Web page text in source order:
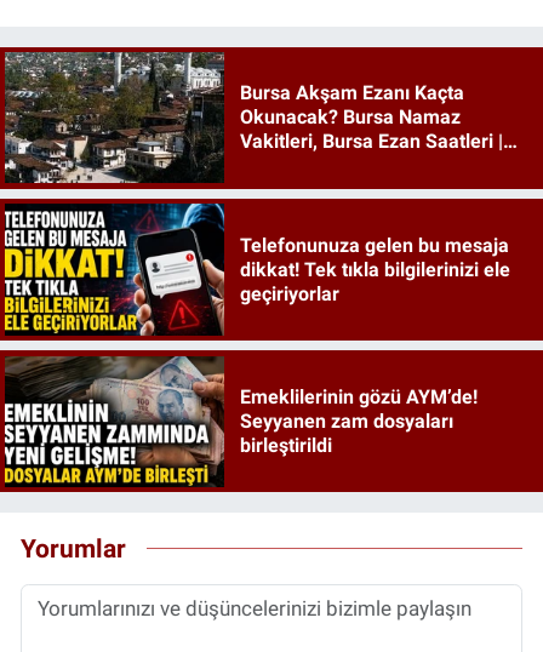
Bursa Akşam Ezanı Kaçta
Okunacak? Bursa Namaz
Vakitleri, Bursa Ezan Saatleri |
Telefonunuza gelen bu mesaja
dikkat! Tek tıkla bilgilerinizi ele
geçiriyorlar
Emeklilerinin gözü AYM’de!
Seyyanen zam dosyaları
birleştirildi
Yorumlar